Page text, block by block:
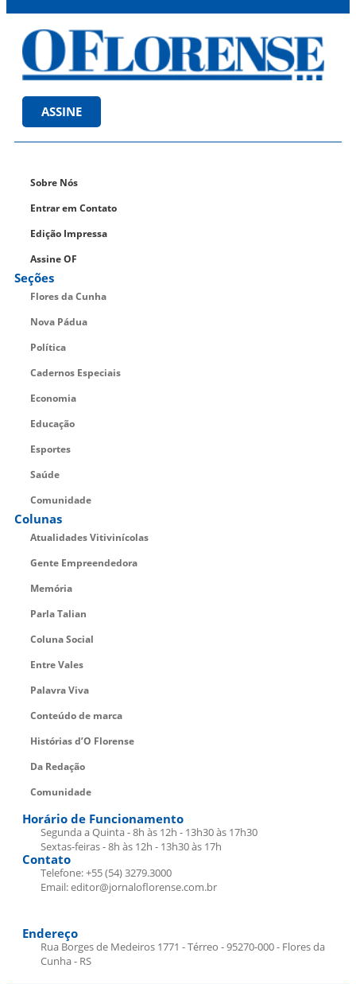
ASSINE
Sobre Nós
Entrar em Contato
Edição Impressa
Assine OF
Seções
Flores da Cunha
Nova Pádua
Política
Cadernos Especiais
Economia
Educação
Esportes
Saúde
Comunidade
Colunas
Atualidades Vitivinícolas
Gente Empreendedora
Memória
Parla Talian
Coluna Social
Entre Vales
Palavra Viva
Conteúdo de marca
Histórias d’O Florense
Da Redação
Comunidade
Horário de Funcionamento
Segunda a Quinta - 8h às 12h - 13h30 às 17h30
Sextas-feiras - 8h às 12h - 13h30 às 17h
Contato
Telefone: +55 (54) 3279.3000
Email: editor@jornaloflorense.com.br
Endereço
Rua Borges de Medeiros 1771 - Térreo - 95270-000 - Flores da
Cunha - RS